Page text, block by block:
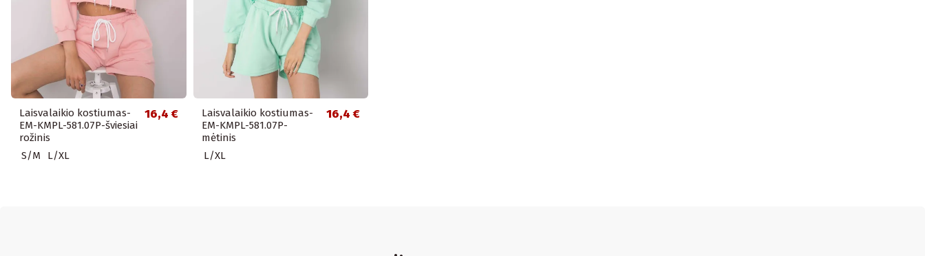
Laisvalaikio kostiumas-
EM-KMPL-581.07P-šviesiai
rožinis
16,4 €
S/M L/XL
Laisvalaikio kostiumas-
EM-KMPL-581.07P-
mėtinis
16,4 €
L/XL